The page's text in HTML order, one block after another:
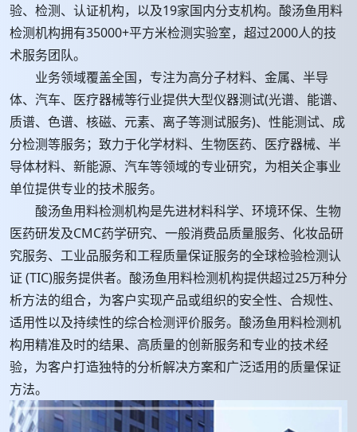
验、检测、认证机构，以及19家国内分支机构。酸汤鱼用料
检测机构拥有35000+平方米检测实验室，超过2000人的技
术服务团队。
业务领域覆盖全国，专注为高分子材料、金属、半导
体、汽车、医疗器械等行业提供大型仪器测试(光谱、能谱、
质谱、色谱、核磁、元素、离子等测试服务)、性能测试、成
分检测等服务；致力于化学材料、生物医药、医疗器械、半
导体材料、新能源、汽车等领域的专业研究，为相关企事业
单位提供专业的技术服务。
酸汤鱼用料检测机构是先进材料科学、环境环保、生物
医药研发及CMC药学研究、一般消费品质量服务、化妆品研
究服务、工业品服务和工程质量保证服务的全球检验检测认
证 (TIC)服务提供者。酸汤鱼用料检测机构提供超过25万种分
析方法的组合，为客户实现产品或组织的安全性、合规性、
适用性以及持续性的综合检测评价服务。酸汤鱼用料检测机
构用精准及时的结果、高质量的创新服务和专业的技术经
验，为客户打造独特的分析解决方案和广泛适用的质量保证
方法。